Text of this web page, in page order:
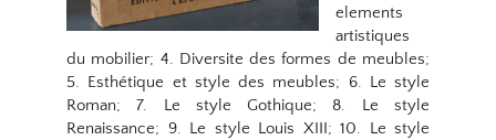
elements
artistiques
du mobilier; 4. Diversite des formes de meubles;
5. Esthétique et style des meubles; 6. Le style
Roman; 7. Le style Gothique; 8. Le style
Renaissance; 9. Le style Louis XIII; 10. Le style